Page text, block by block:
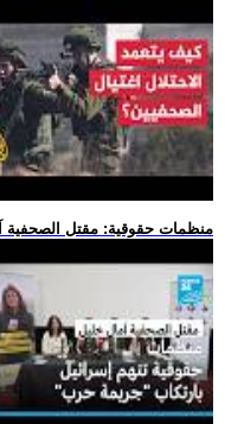
.. منظمات حقوقية: مقتل الصحفية